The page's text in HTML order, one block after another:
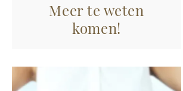
Meer te weten
komen!